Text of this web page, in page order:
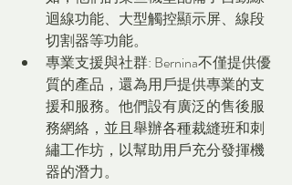
迴線功能、大型觸控顯示屏、線段
切割器等功能。
專業支援與社群: Bernina不僅提供優
質的產品，還為用戶提供專業的支
援和服務。他們設有廣泛的售後服
務網絡，並且舉辦各種裁縫班和刺
繡工作坊，以幫助用戶充分發揮機
器的潛力。